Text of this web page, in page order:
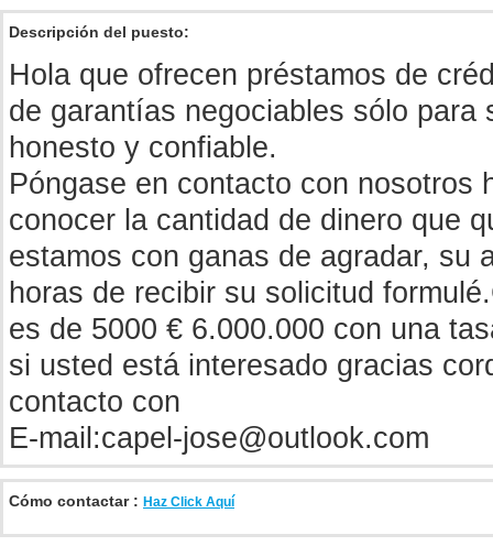
Descripción del puesto:
Hola que ofrecen préstamos de
de garantías negociables sólo para
honesto y confiable.
Póngase en contacto con nosotros
conocer la cantidad de dinero que
estamos con ganas de agradar, su
horas de recibir su solicitud
es de 5000 € 6.000.000 con una
si usted está interesado gracias
contacto con
E-mail:capel-jose@outlook.com
Cómo contactar : Haz Click Aquí